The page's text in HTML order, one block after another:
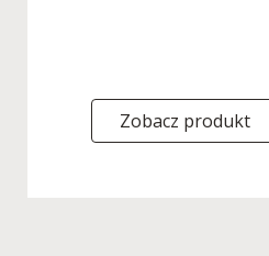
Zobacz produkt